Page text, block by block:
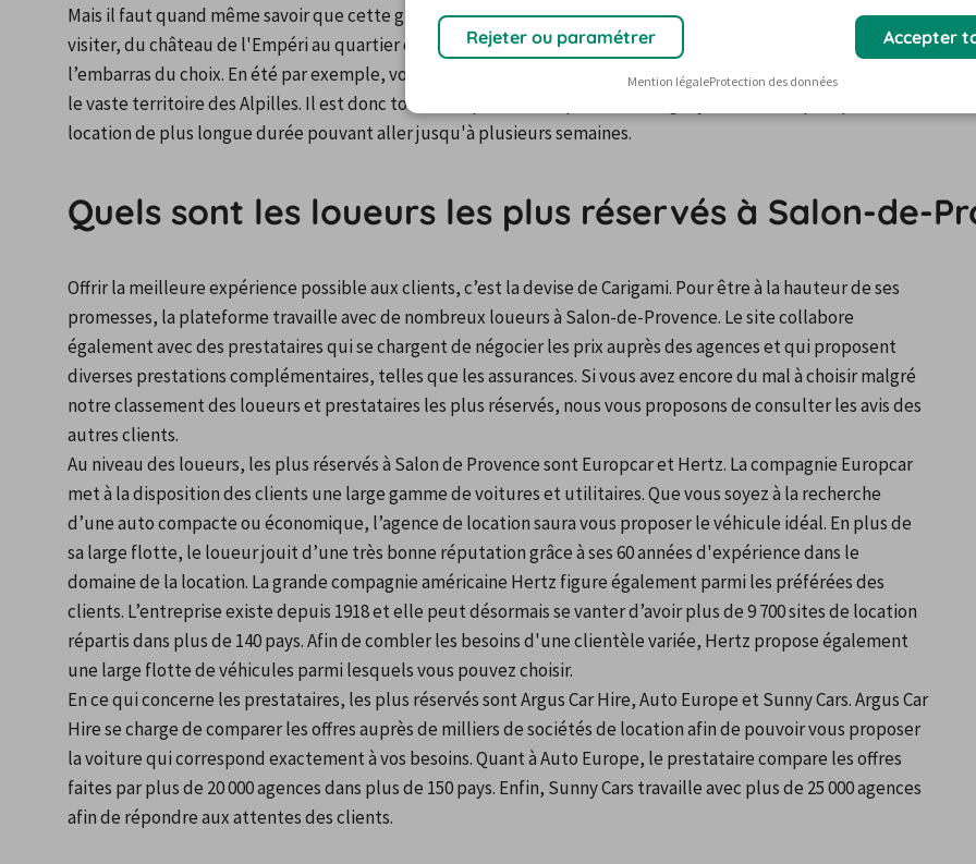
Mais il faut quand même savoir que cette grande commune compte de nombreux endroits magnifiques à
visiter, du château de l'Empéri au quartier des Savonniers. Sans oublier qu’au niveau des activités, vous aurez
l’embarras du choix. En été par exemple, vous pouvez parfaitement pratiquer la randonnée, notamment dans
le vaste territoire des Alpilles. Il est donc tout à fait possible de passer un long séjour et ainsi opter pour une
location de plus longue durée pouvant aller jusqu'à plusieurs semaines.
Quels sont les loueurs les plus réservés à Salon-de-
Offrir la meilleure expérience possible aux clients, c’est la devise de Carigami. Pour être à la hauteur de ses
promesses, la plateforme travaille avec de nombreux loueurs à Salon-de-Provence. Le site collabore
également avec des prestataires qui se chargent de négocier les prix auprès des agences et qui proposent
diverses prestations complémentaires, telles que les assurances. Si vous avez encore du mal à choisir malgré
notre classement des loueurs et prestataires les plus réservés, nous vous proposons de consulter les avis des
autres clients.
Au niveau des loueurs, les plus réservés à Salon de Provence sont Europcar et Hertz. La compagnie Europcar
met à la disposition des clients une large gamme de voitures et utilitaires. Que vous soyez à la recherche
d’une auto compacte ou économique, l’agence de location saura vous proposer le véhicule idéal. En plus de
sa large flotte, le loueur jouit d’une très bonne réputation grâce à ses 60 années d'expérience dans le
domaine de la location. La grande compagnie américaine Hertz figure également parmi les préférées des
clients. L’entreprise existe depuis 1918 et elle peut désormais se vanter d’avoir plus de 9 700 sites de location
répartis dans plus de 140 pays. Afin de combler les besoins d'une clientèle variée, Hertz propose également
une large flotte de véhicules parmi lesquels vous pouvez choisir.
En ce qui concerne les prestataires, les plus réservés sont Argus Car Hire, Auto Europe et Sunny Cars. Argus Car
Hire se charge de comparer les offres auprès de milliers de sociétés de location afin de pouvoir vous proposer
la voiture qui correspond exactement à vos besoins. Quant à Auto Europe, le prestataire compare les offres
faites par plus de 20 000 agences dans plus de 150 pays. Enfin, Sunny Cars travaille avec plus de 25 000 agences
afin de répondre aux attentes des clients.
Rejeter ou paramétrer Accepter
Mention légaleProtection des données